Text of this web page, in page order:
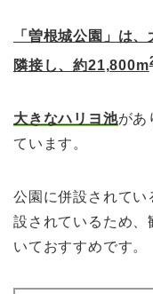
「曽根城公園」は
隣接し、約21,800m
大きなハリヨ池があ
ています。
公園に併設されてい
設されているため、
いておすすめです。